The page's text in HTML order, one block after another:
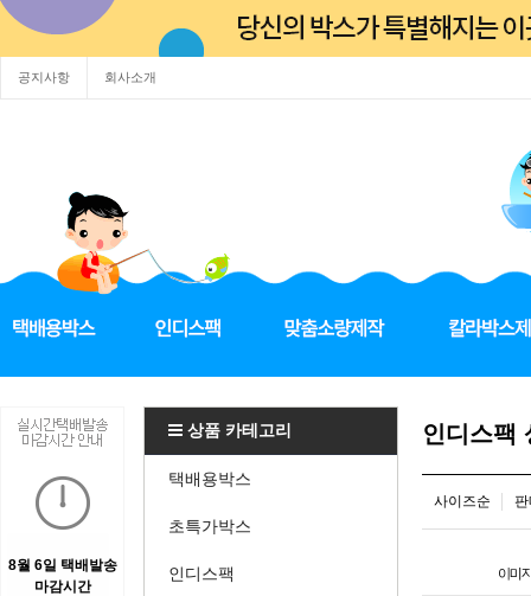
공지사항 회사소개
8월 6일 택배발송
마감시간
상품 카테고리
택배용박스
초특가박스
인디스팩
인디스팩
사이즈순